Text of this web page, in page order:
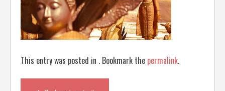
This entry was posted in . Bookmark the permalink.